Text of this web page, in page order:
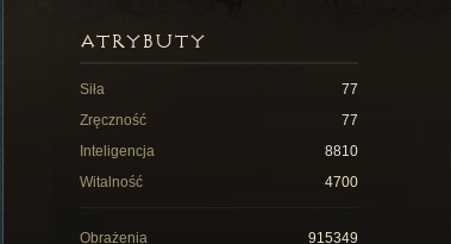
ATRYBUTY
Siła
77
Zręczność
77
Inteligencja
8810
Witalność
4700
Obrażenia
915349